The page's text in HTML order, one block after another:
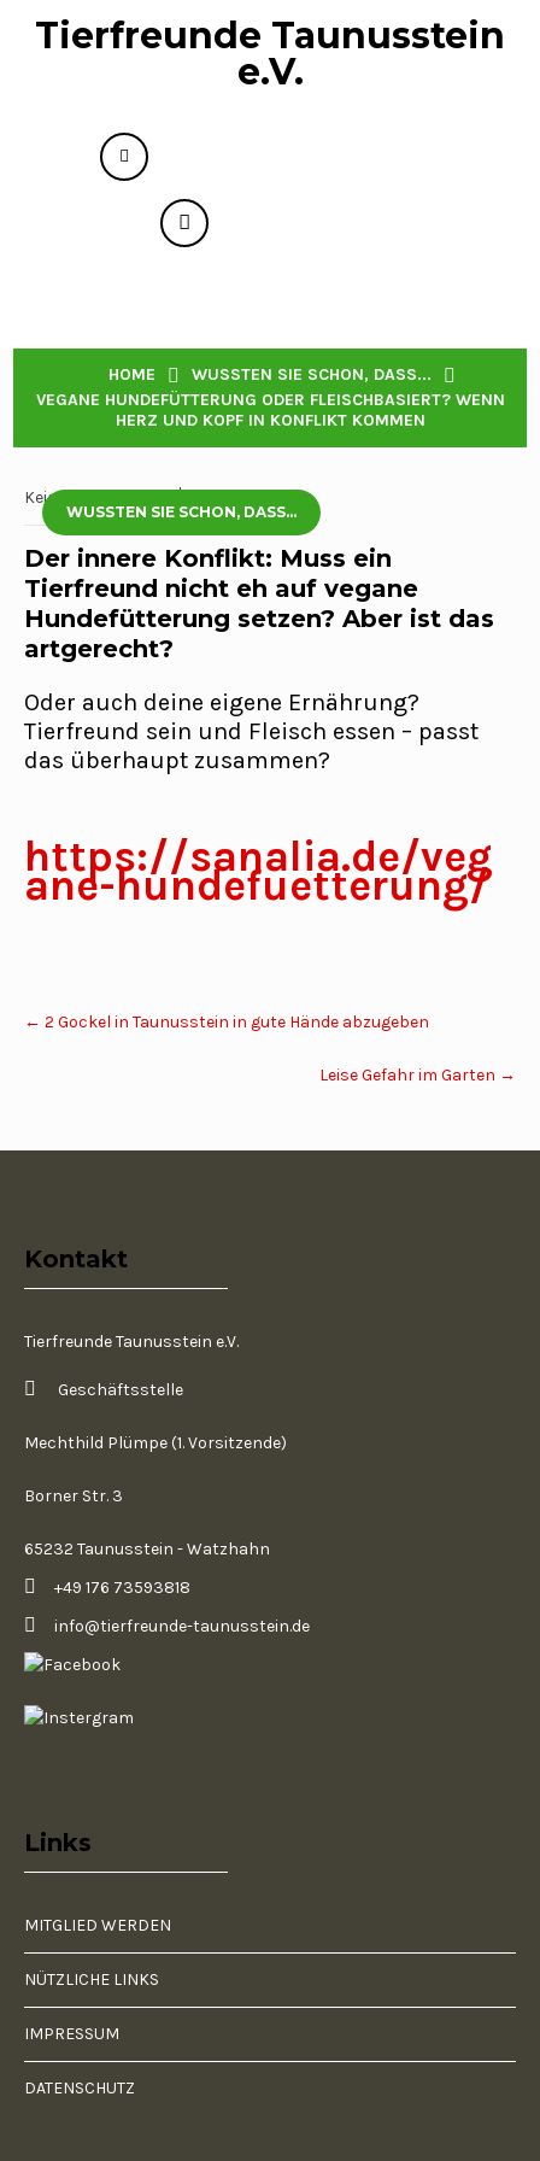
Tierfreunde Taunusstein
e.V.
FLEISCHBASIERT? WENN HERZ UND KOPF IN
KONFLIKT KOMMEN
HOME
WUSSTEN SIE SCHON, DASS...
VEGANE HUNDEFÜTTERUNG ODER FLEISCHBASIERT? WENN
HERZ UND KOPF IN KONFLIKT KOMMEN
Keine Kommentare
WUSSTEN SIE SCHON, DASS...
Der innere Konflikt: Muss ein
Tierfreund nicht eh auf vegane
Hundefütterung setzen? Aber ist das
artgerecht?
Oder auch deine eigene Ernährung?
Tierfreund sein und Fleisch essen – passt
das überhaupt zusammen?
https://sanalia.de/veg
ane-hundefuetterung/
navigation
← 2 Gockel in Taunusstein in gute Hände abzugeben
Leise Gefahr im Garten →
Kontakt
Tierfreunde Taunusstein e.V.
Geschäftsstelle
Mechthild Plümpe (1. Vorsitzende)
Borner Str. 3
65232 Taunusstein - Watzhahn
+49 176 73593818
info@tierfreunde-taunusstein.de
Links
MITGLIED WERDEN
NÜTZLICHE LINKS
IMPRESSUM
DATENSCHUTZ